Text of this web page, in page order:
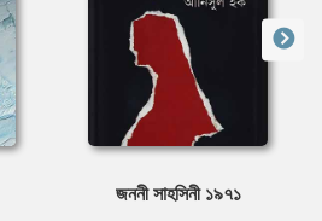
জননী সাহসিনী ১৯৭১